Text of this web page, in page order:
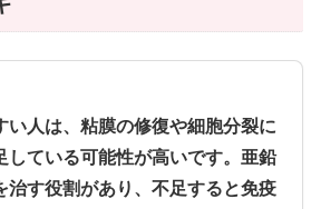
い人は、粘膜の修復や細胞分裂に
している可能性が高いです。亜鉛
治す役割があり、不足すると免疫